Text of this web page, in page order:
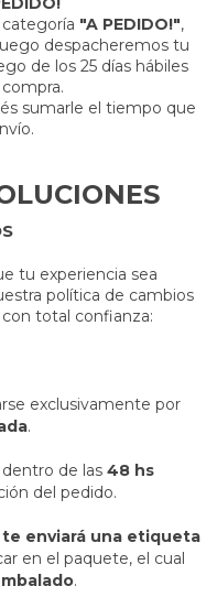
"A PEDIDO!",
despacheremos tu
de los 25 días hábiles
sumarle el tiempo que
tu experiencia sea
política de cambios
total confianza:
exclusivamente por
.
de las 48 hs
del pedido.
te enviará una etiqueta
en el paquete, el cual
.